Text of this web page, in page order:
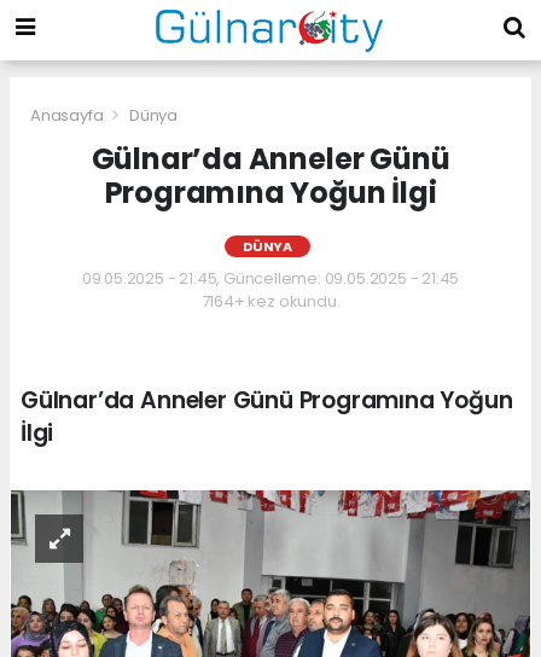
Anasayfa Dünya
Gülnar’da Anneler Günü
Programına Yoğun İlgi
DÜNYA
09.05.2025 - 21:45, Güncelleme: 09.05.2025 - 21:45
7164+ kez okundu.
Gülnar’da Anneler Günü Programına Yoğun
İlgi